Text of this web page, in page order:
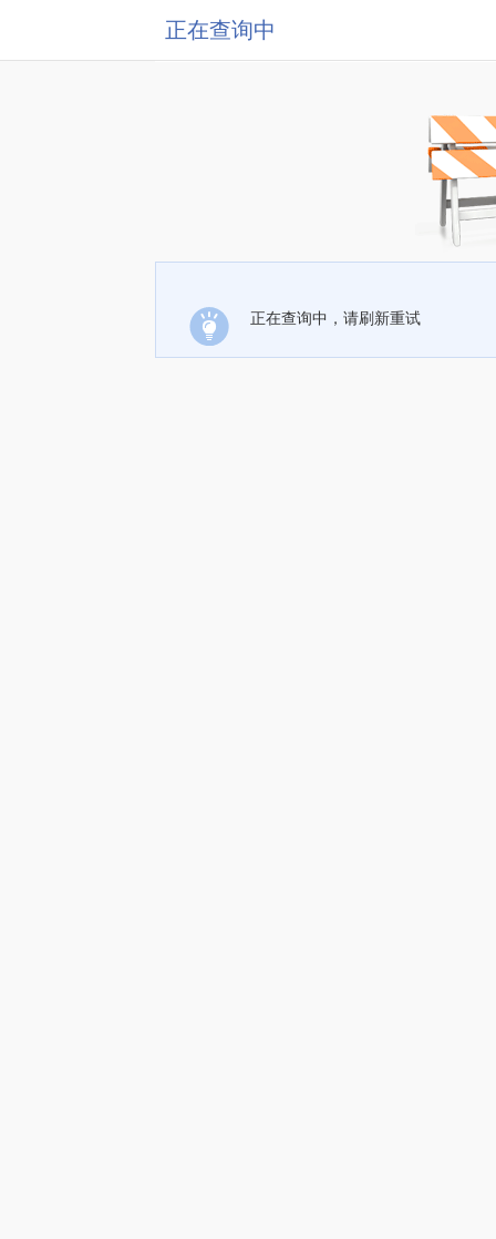
正在查询中
正在查询中，请刷新重试